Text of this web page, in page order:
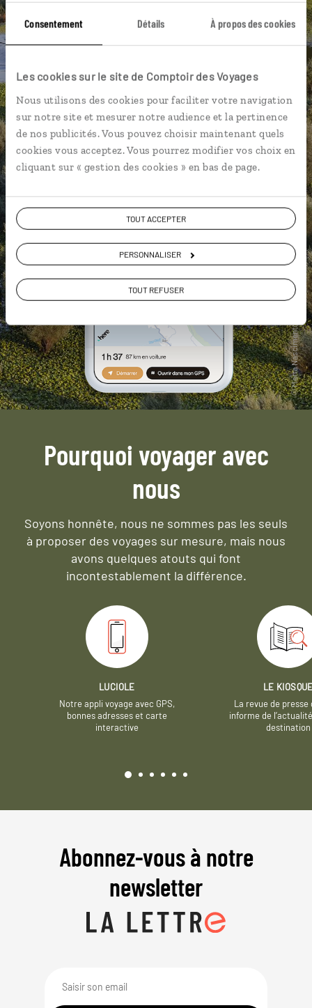
Consentement Détails À propos des cookies
Les cookies sur le site de Comptoir des Voyages
Nous utilisons des cookies pour faciliter votre navigation
sur notre site et mesurer notre audience et la pertinence
de nos publicités. Vous pouvez choisir maintenant quels
cookies vous acceptez. Vous pourrez modifier vos choix en
cliquant sur « gestion des cookies » en bas de page.
TOUT ACCEPTER
PERSONNALISER
TOUT REFUSER
Pourquoi voyager avec
nous
Soyons honnête, nous ne sommes pas les seuls
à proposer des voyages sur mesure, mais nous
avons quelques atouts qui font
incontestablement la différence.
LUCIOLE
Notre appli voyage avec GPS,
bonnes adresses et carte
interactive
LE
La revue de presse
informe de
destination
Abonnez-vous à notre
newsletter